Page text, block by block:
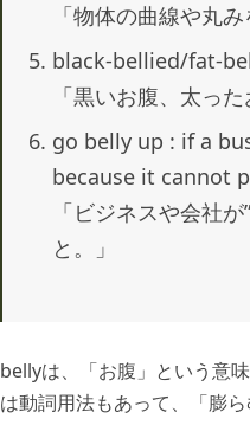
「物体の曲線や丸
black-bellied/fat-
「黒いお腹、太っ
go belly up : if a
because it cannot
「ビジネスや会社
と。」
bellyは、「お腹」という意
は動詞用法もあって、「膨ら